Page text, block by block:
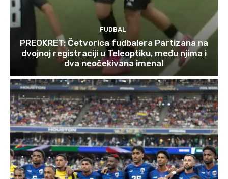
FUDBAL
PREOKRET: Četvorica fudbalera Partizana na
dvojnoj registraciji u Teleoptiku, među njima i
dva neočekivana imena!